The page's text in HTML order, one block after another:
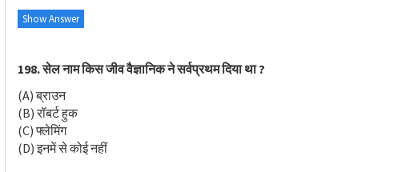
Show Answer
198. सेल नाम किस जीव वैज्ञानिक ने सर्वप्रथम दिया था ?
(A) ब्राउन
(B) रॉबर्ट हुक
(C) फ्लेमिंग
(D) इनमें से कोई नहीं